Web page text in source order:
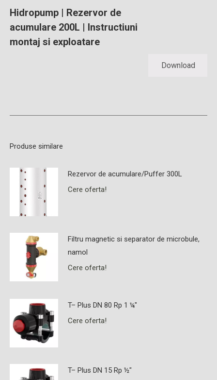
Hidropump | Rezervor de
acumulare 200L | Instructiuni
montaj si exploatare
Download
Produse similare
Rezervor de acumulare/Puffer 300L
Cere oferta!
Filtru magnetic si separator de microbule,
namol
Cere oferta!
T– Plus DN 80 Rp 1 ¼"
Cere oferta!
T– Plus DN 15 Rp ½"